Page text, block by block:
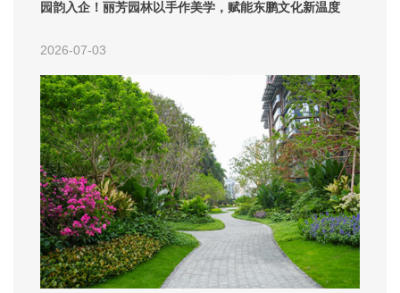
园韵入企！丽芳园林以手作美学，赋能东鹏文化新温度
2026-07-03